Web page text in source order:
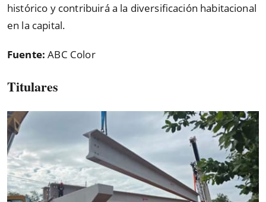
histórico y contribuirá a la diversificación habitacional
en la capital.
Fuente:ABC Color
Titulares